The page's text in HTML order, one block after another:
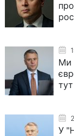
Ми
У